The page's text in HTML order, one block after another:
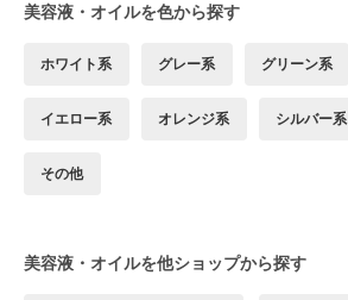
美容液・オイルを色から探す
ホワイト系 グレー系 グリーン系
イエロー系 オレンジ系 シルバー系
その他
美容液・オイルを他ショップから探す